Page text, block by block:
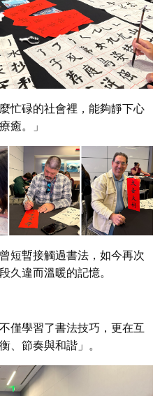
麼忙碌的社會裡，能夠靜下心
癒。」
短暫接觸過書法，如今再次
久違而溫暖的記憶。
僅學習了書法技巧，更在互
、節奏與和諧」。